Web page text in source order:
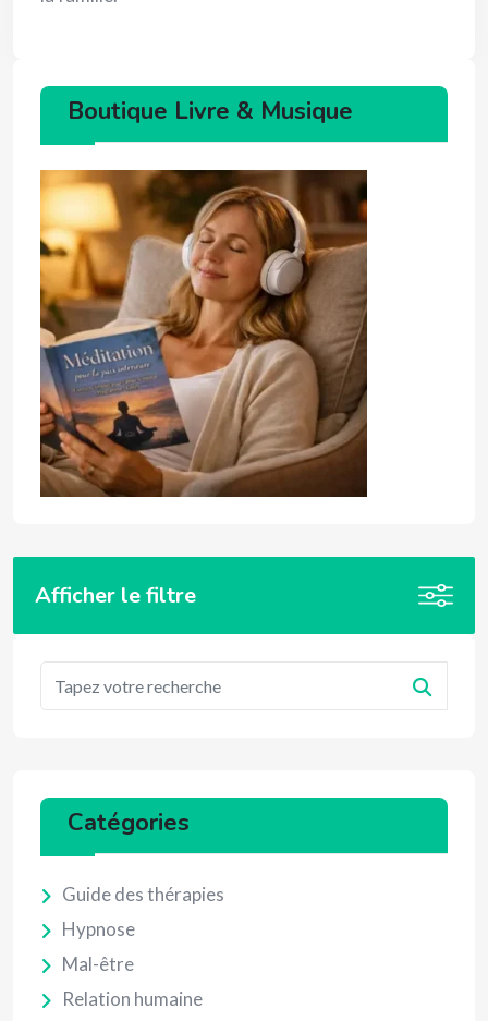
Boutique Livre & Musique
Afficher le filtre
Catégories
Guide des thérapies
Hypnose
Mal-être
Relation humaine